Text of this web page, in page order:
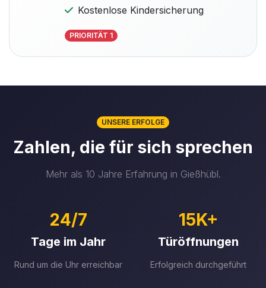
Kostenlose Kindersicherung
PRIORITÄT 1
UNSERE ERFOLGE
Zahlen, die für sich sprechen
Mehr als 10 Jahre Erfahrung in Gießhübl.
24/7
Tage im Jahr
Rund um die Uhr erreichbar
15K+
Türöffnungen
Erfolgreich durchgeführt